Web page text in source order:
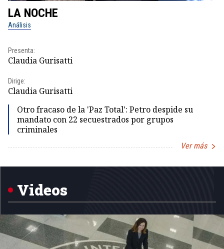
LA NOCHE
Análisis
Presenta:
Claudia Gurisatti
Dirige:
Claudia Gurisatti
Otro fracaso de la 'Paz Total': Petro despide su
mandato con 22 secuestrados por grupos
criminales
Ver más
Videos